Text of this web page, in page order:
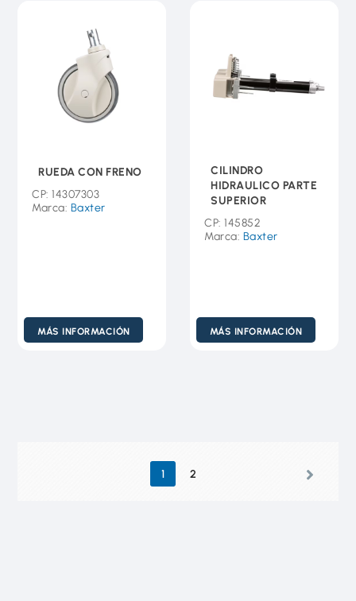
RUEDA CON FRENO
CP: 14307303
Marca: Baxter
MÁS INFORMACIÓN
CILINDRO
HIDRAULICO PARTE
SUPERIOR
CP: 145852
Marca: Baxter
MÁS INFORMACIÓN
1 2